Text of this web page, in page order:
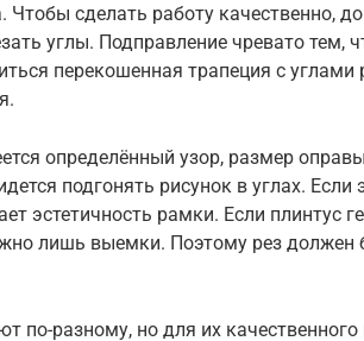
Чтобы сделать работу качественно,
углы. Подправление чревато тем,
перекошенная трапеция с
определённый узор, размер
подгонять рисунок в углах. Если
эстетичность рамки. Если плинтус
лишь выемки. Поэтому рез
по-разному, но для их